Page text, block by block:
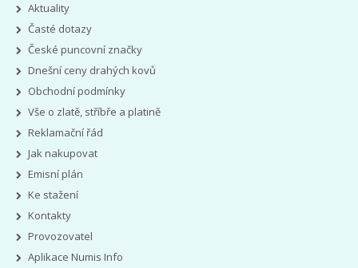
Aktuality
Časté dotazy
České puncovní značky
Dnešní ceny drahých kovů
Obchodní podmínky
Vše o zlatě, stříbře a platině
Reklamační řád
Jak nakupovat
Emisní plán
Ke stažení
Kontakty
Provozovatel
Aplikace Numis Info